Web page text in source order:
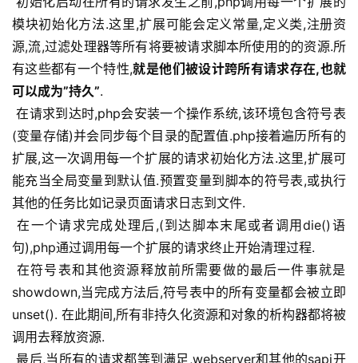
模块初始化方法.这里,扩展可能会定义常量,定义类,注册资
源,流,过滤处理器等所有将要被请求脚本所使用的的资源.所
有这些都有一个特性,就是他们被设计跨所有请求存在,也就
可以成为”持久”.
在请求到达时,php会安装一个操作系统,该环境包含符号表
(变量存储)并会同步每个目录的配置值.php接着遍历所有的
扩展,这一次调用每一个扩展的请求初始化方法.这里,扩展可
能充当全局变量到默认值.预置变量到脚本的符号表,或执行
其他的任务比如记录页面请求日志到文件.
在一个请求完成处理后,(到达脚本末尾或者调用die()语
句),php通过调用每一个扩展的请求终止开始清理过程.
在符号表和其他资源释放前所需要做的最后一件事就是
showdown,当完成方法后,符号表中的所有变量都会被立即
unset(). 在此期间,所有非持久化资源和对象的析构器都将被
调用去释放资源.
最后,当所有的请求都等到满足,webserver和其他的sapi开